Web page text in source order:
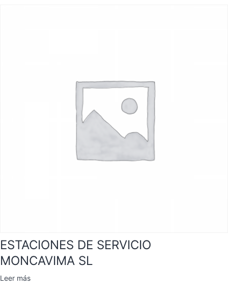
ESTACIONES DE SERVICIO
MONCAVIMA SL
Leer más